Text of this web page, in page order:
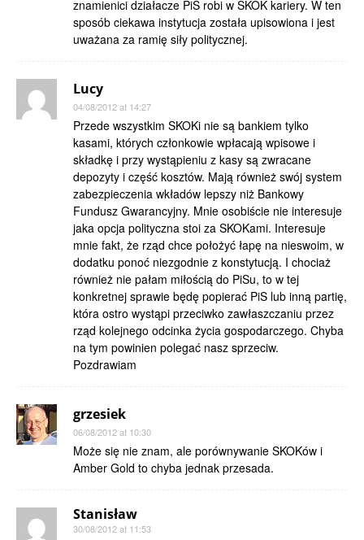
znamienici działacze PiS robi w SKOK kariery. W ten
sposób ciekawa instytucja została upisowiona i jest
uważana za ramię siły politycznej.
Lucy
04/08/2012 at 14:27
Przede wszystkim SKOKi nie są bankiem tylko
kasami, których członkowie wpłacają wpisowe i
składkę i przy wystąpieniu z kasy są zwracane
depozyty i część kosztów. Mają również swój system
zabezpieczenia wkładów lepszy niż Bankowy
Fundusz Gwarancyjny. Mnie osobiście nie interesuje
jaka opcja polityczna stoi za SKOKami. Interesuje
mnie fakt, że rząd chce położyć łapę na nieswoim, w
dodatku ponoć niezgodnie z konstytucją. I chociaż
również nie pałam miłością do PiSu, to w tej
konkretnej sprawie będę popierać PiS lub inną partię,
która ostro wystąpi przeciwko zawłaszczaniu przez
rząd kolejnego odcinka życia gospodarczego. Chyba
na tym powinien polegać nasz sprzeciw.
Pozdrawiam
grzesiek
06/08/2012 at 10:30
Może się nie znam, ale porównywanie SKOKów i
Amber Gold to chyba jednak przesada.
Stanisław
30/08/2012 at 11:53